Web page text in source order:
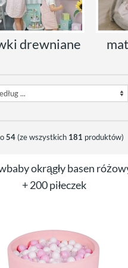
drewniane
54 (ze wszystkich 181 produktów)
okrągły basen
+ 200 piłeczek